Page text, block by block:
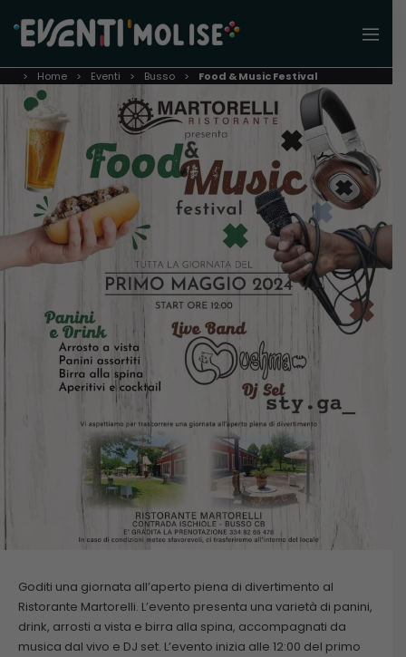
Home Eventi Busso Food & Music Festival
Goditi una giornata all’aperto piena di divertimento al
Ristorante Martorelli. L’evento presenta una varietà di panini,
drink, arrosti a vista e birra alla spina, accompagnati da
musica dal vivo e DJ set. L’evento inizia alle 12:00 del primo